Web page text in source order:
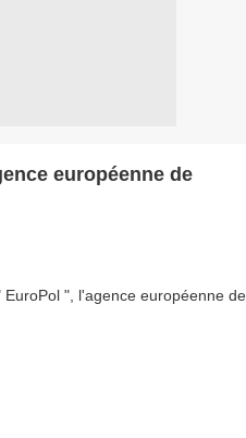
européenne de